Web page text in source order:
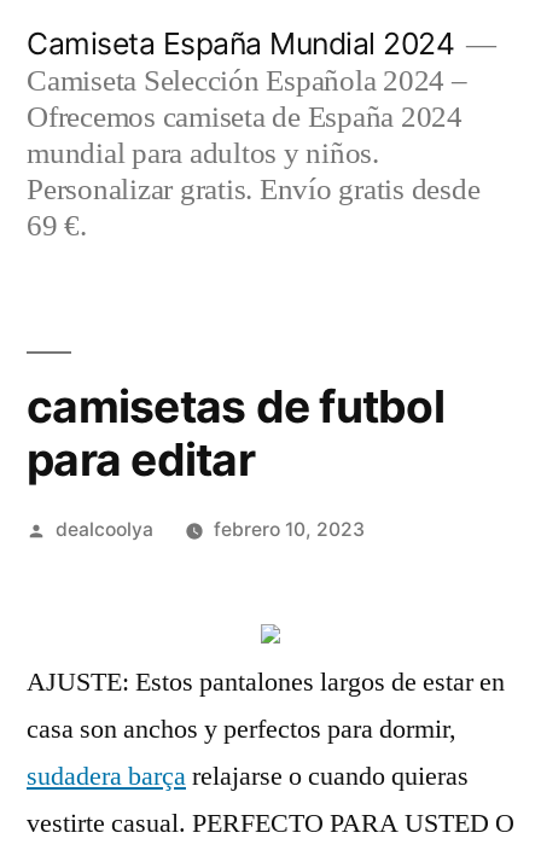
contenido
Camiseta España Mundial 2024
Camiseta Selección Española 2024 –
Ofrecemos camiseta de España 2024
mundial para adultos y niños.
Personalizar gratis. Envío gratis desde
69 €.
camisetas de futbol
para editar
Publicado
dealcoolya febrero 10, 2023
AJUSTE: Estos pantalones largos de estar en
casa son anchos y perfectos para dormir,
sudadera barçarelajarse o cuando quieras
vestirte casual. PERFECTO PARA USTED O